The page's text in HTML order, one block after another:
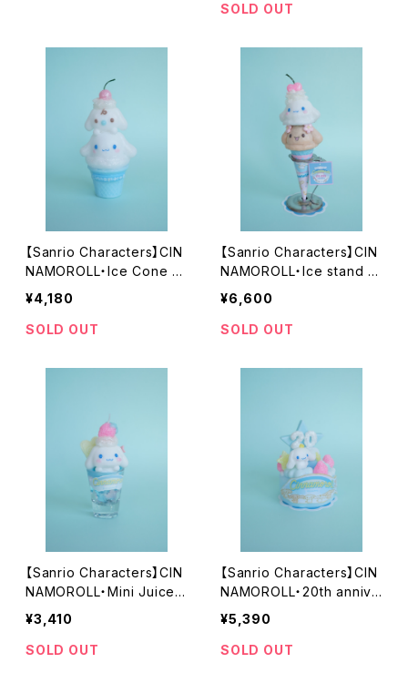
SOLD OUT
【Sanrio Characters】CIN
NAMOROLL・Ice Cone C
andle
¥4,180
SOLD OUT
【Sanrio Characters】CIN
NAMOROLL・Ice stand c
andle
¥6,600
SOLD OUT
【Sanrio Characters】CIN
NAMOROLL・Mini Juice
Candle
¥3,410
SOLD OUT
【Sanrio Characters】CIN
NAMOROLL・20th annive
rsary cake candle
¥5,390
SOLD OUT